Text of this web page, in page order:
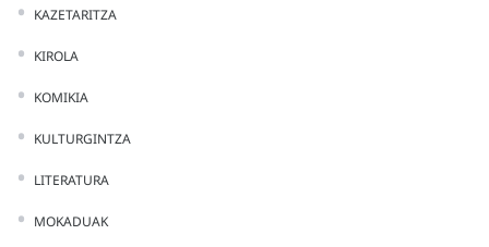
KAZETARITZA
KIROLA
KOMIKIA
KULTURGINTZA
LITERATURA
MOKADUAK